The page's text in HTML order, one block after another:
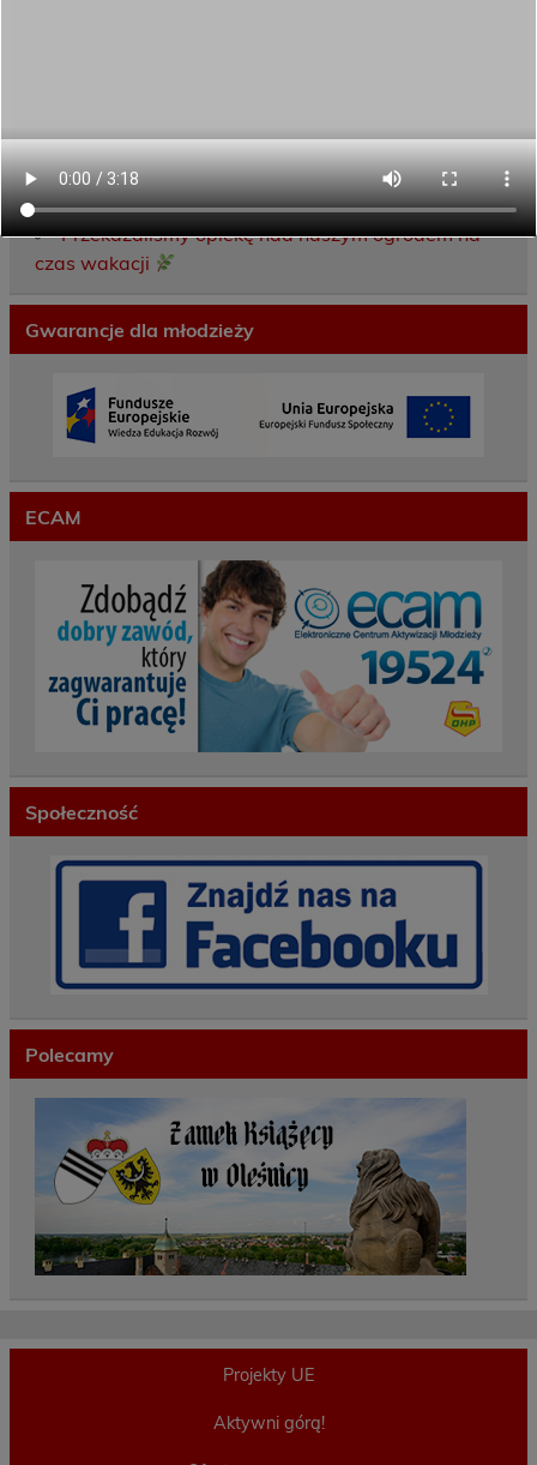
REKRUTACJA NA ROK SZKOLNY 2026/2027
TRWA!
Weekend pełen inspiracji i nowych doświadczeń!
Przekazaliśmy opiekę nad naszym ogrodem na
czas wakacji
Gwarancje dla młodzieży
ECAM
Społeczność
Polecamy
Projekty UE
Aktywni górą!